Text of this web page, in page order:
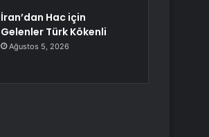
İran’dan Hac için
Gelenler Türk Kökenli
Ağustos 5, 2026